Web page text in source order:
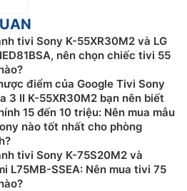
tivi Sony K-55XR30M2 và LG
nên chọn chiếc tivi 55
điểm của Google Tivi Sony
3 II K-55XR30M2 bạn nên biết
15 đến 10 triệu: Nên mua mẫu
nào tốt nhất cho phòng
tivi Sony K-75S20M2 và
L75MB-SSEA: Nên mua tivi 75